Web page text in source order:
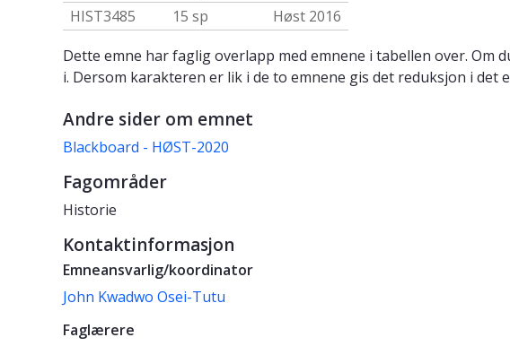
HIST3485
15 sp
Høst 2016
Dette emne har faglig overlapp med emnene i tabellen over.
i. Dersom karakteren er lik i de to emnene gis det reduksjon i det
Andre sider om emnet
Blackboard - HØST-2020
Fagområder
Historie
Kontaktinformasjon
Emneansvarlig/koordinator
John Kwadwo Osei-Tutu
Faglærere